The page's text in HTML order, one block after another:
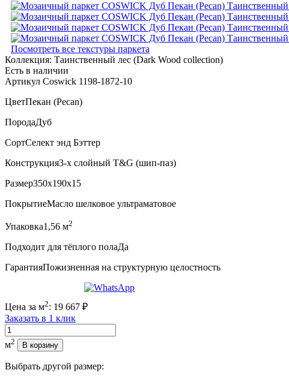
Посмотреть все текстуры паркета
Коллекция: Таинственный лес (Dark Wood collection)
Есть в наличии
Артикул Coswick 1198-1872-10
ЦветПекан (Pecan)
ПородаДуб
СортСелект энд Бэттер
Конструкция3-х слойный T&G (шип-паз)
Размер350x190x15
ПокрытиеМасло шелковое ультраматовое
Упаковка1,56 м2
Подходит для тёплого полаДа
ГарантияПожизненная на структурную целостность
Цена за м2: 19 667 ₽
Заказать в 1 клик
Количество
м2 В корзину
Выбрать другой размер: